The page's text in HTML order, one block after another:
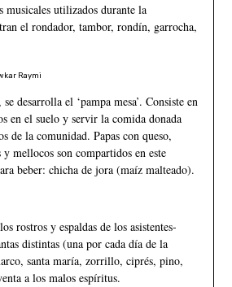
musicales utilizados durante la
el rondador, tambor, rondín, garrocha,
Raymi
desarrolla el ‘pampa mesa’. Consiste en
en el suelo y servir la comida donada
de la comunidad. Papas con queso,
mellocos son compartidos en este
beber: chicha de jora (maíz malteado).
rostros y espaldas de los asistentes-
distintas (una por cada día de la
santa maría, zorrillo, ciprés, pino,
a los malos espíritus.